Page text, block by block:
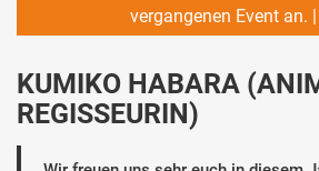
vergangenen Event an.
KUMIKO HABARA
REGISSEURIN)